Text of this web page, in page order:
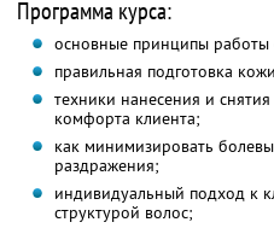
Программа курса:
основные принципы работы
правильная подготовка
техники нанесения и
комфорта клиента;
как минимизировать
раздражения;
индивидуальный подход к
структурой волос;